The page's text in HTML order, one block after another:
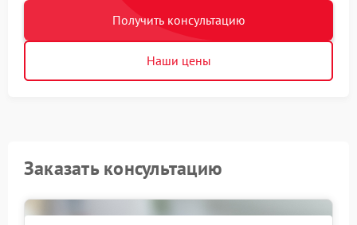
Получить консультацию
Наши цены
Заказать консультацию